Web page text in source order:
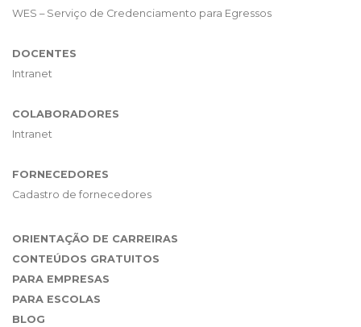
WES – Serviço de Credenciamento para Egressos
DOCENTES
Intranet
COLABORADORES
Intranet
FORNECEDORES
Cadastro de fornecedores
ORIENTAÇÃO DE CARREIRAS
CONTEÚDOS GRATUITOS
PARA EMPRESAS
PARA ESCOLAS
BLOG